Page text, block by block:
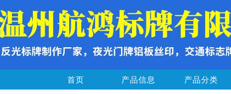
首页 产品信息 产品分类